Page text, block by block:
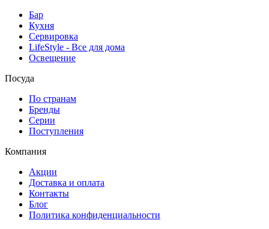
Бар
Кухня
Сервировка
LifeStyle - Все для дома
Освещение
Посуда
По странам
Бренды
Серии
Поступления
Компания
Акции
Доставка и оплата
Контакты
Блог
Политика конфиденциальности